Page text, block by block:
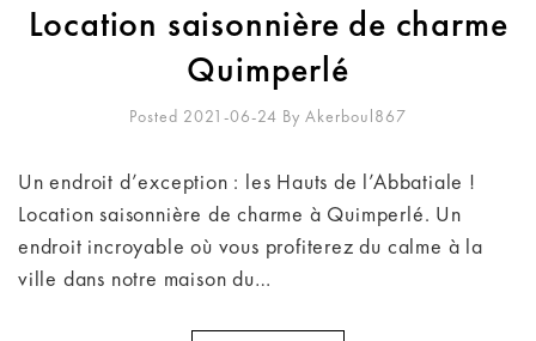
Location saisonnière de charme
Quimperlé
Posted 2021-06-24 By Akerboul867
Un endroit d’exception : les Hauts de l’Abbatiale !
Location saisonnière de charme à Quimperlé. Un
endroit incroyable où vous profiterez du calme à la
ville dans notre maison du…